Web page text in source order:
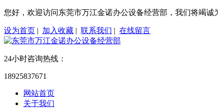
您好，欢迎访问东莞市万江金诺办公设备经营部，我们将竭诚
设为首页 | 加入收藏 | 联系我们 | 在线留言
24小时咨询热线：
18925837671
网站首页
关于我们